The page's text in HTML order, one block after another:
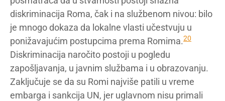
diskriminacija Roma, čak i na službenom nivou: bilo
je mnogo dokaza da lokalne vlasti učestvuju u
ponižavajućim postupcima prema Romima.20
Diskriminacija naročito postoji u pogledu
zapošljavanja, u javnim službama i u obrazovanju.
Zaključuje se da su Romi najviše patili u vreme
embarga i sankcija UN, jer uglavnom nisu primali